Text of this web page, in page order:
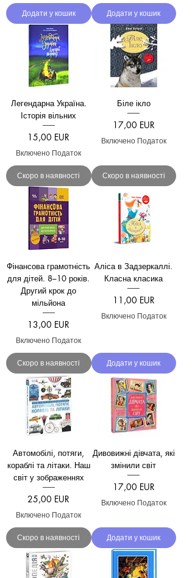
Додати у кошик Додати у кошик
Легендарна Україна.
Історія вільних
Ціна
15,00 EUR
Включено Податок
Скоро в наявності
Біле ікло
Ціна
17,00 EUR
Включено Податок
Скоро в наявності
Фінансова грамотність
для дітей. 8–10 років.
Другий крок до
мільйона
Ціна
13,00 EUR
Включено Податок
Скоро в наявності
Аліса в Задзеркаллі.
Класна класика
Ціна
11,00 EUR
Включено Податок
Додати у кошик
Автомобілі, потяги,
кораблі та літаки. Наш
світ у зображеннях
Ціна
25,00 EUR
Включено Податок
Скоро в наявності
Дивовижні дівчата, які
змінили світ
Ціна
17,00 EUR
Включено Податок
Додати у кошик